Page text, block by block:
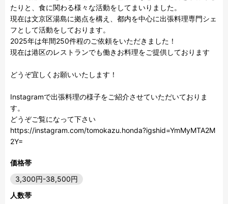
たりと、食に関わる様々な活動をしてまいりました。
現在は文京区湯島に拠点を構え、都内を中心に出張料理専門シェ
フとして活動をしております。
2025年は年間250件程のご依頼をいただきました！
現在は港区のレストランでも働きお料理をご提供しております
どうぞ宜しくお願いいたします！
Instagramで出張料理の様子をご紹介させていただいておりま
す。
どうぞご覧になって下さい
https://instagram.com/tomokazu.honda?igshid=YmMyMTA2M
価格帯
3,300円-38,500円
人数帯